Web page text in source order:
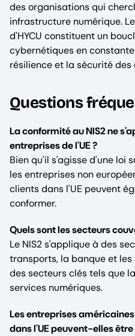
des organisations qui
infrastructure numérique.
d'HYCU constituent un
cybernétiques en
résilience et la sécurité des
Questions
La conformité au NIS2 ne
entreprises de l'UE ?
Bien qu'il s'agisse d'une loi
les entreprises non
clients dans l'UE peuvent
conformer.
Quels sont les secteurs
Le NIS2 s'applique à des
transports, la banque et les
des secteurs clés tels que
services numériques.
Les entreprises
dans l'UE peuvent-elles être